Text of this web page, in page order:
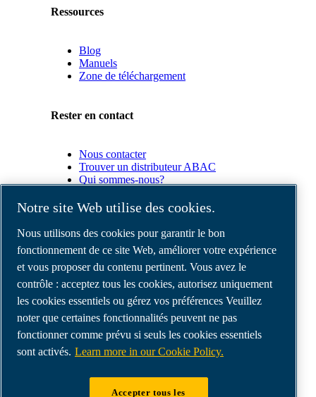
Ressources
Blog
Manuels
Zone de téléchargement
Rester en contact
Nous contacter
Trouver un distributeur ABAC
Qui sommes-nous?
Partenaires
Espace
Partenaires
commerciaux
E-
Connect
2.0
Portal
Notre site Web utilise des cookies.
Nous utilisons des cookies pour garantir le bon
fonctionnement de ce site Web, améliorer votre expérience
et vous proposer du contenu pertinent. Vous avez le
contrôle : acceptez tous les cookies, autorisez uniquement
les cookies essentiels ou gérez vos préférences Veuillez
noter que certaines fonctionnalités peuvent ne pas
fonctionner comme prévu si seuls les cookies essentiels
sont activés. Learn more in our Cookie Policy.
Accepter tous les